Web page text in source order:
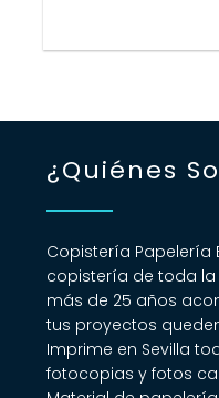
¿Quiénes
Copistería Papelería
copistería de toda la
más de 25 años
tus proyectos
Imprime en Sevilla
fotocopias y fotos